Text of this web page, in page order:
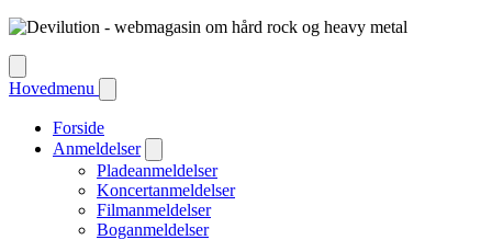
Hovedmenu
Forside
Anmeldelser
Pladeanmeldelser
Koncertanmeldelser
Filmanmeldelser
Boganmeldelser